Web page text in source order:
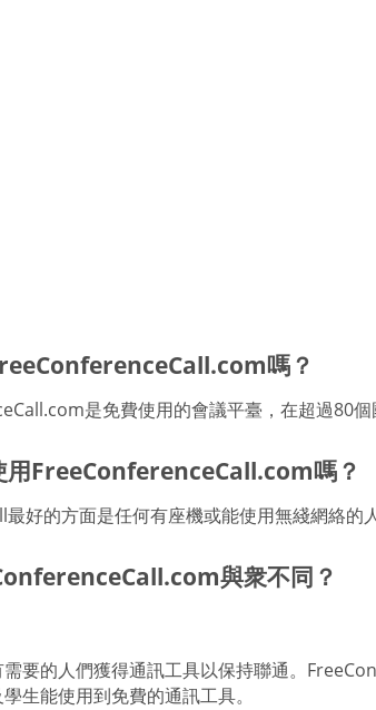
嗎？
是免費使用的會議平臺，在超過80
用FreeConferenceCall.com嗎？
好的方面是任何有座機或能使用無綫網絡的
與衆不同？
要的人們獲得通訊工具以保持聯通。
生能使用到免費的通訊工具。